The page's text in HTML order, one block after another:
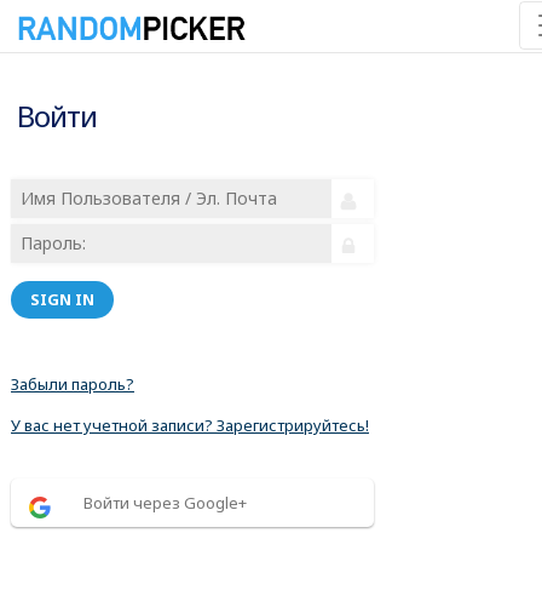
Войти
SIGN IN
Забыли пароль?
У вас нет учетной записи? Зарегистрируйтесь!
Войти через Google+